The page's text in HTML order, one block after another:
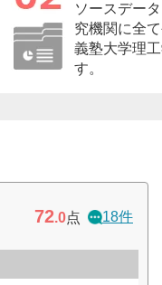
ソースデー
究機関に全
義塾大学理
す。
72.0点 18件